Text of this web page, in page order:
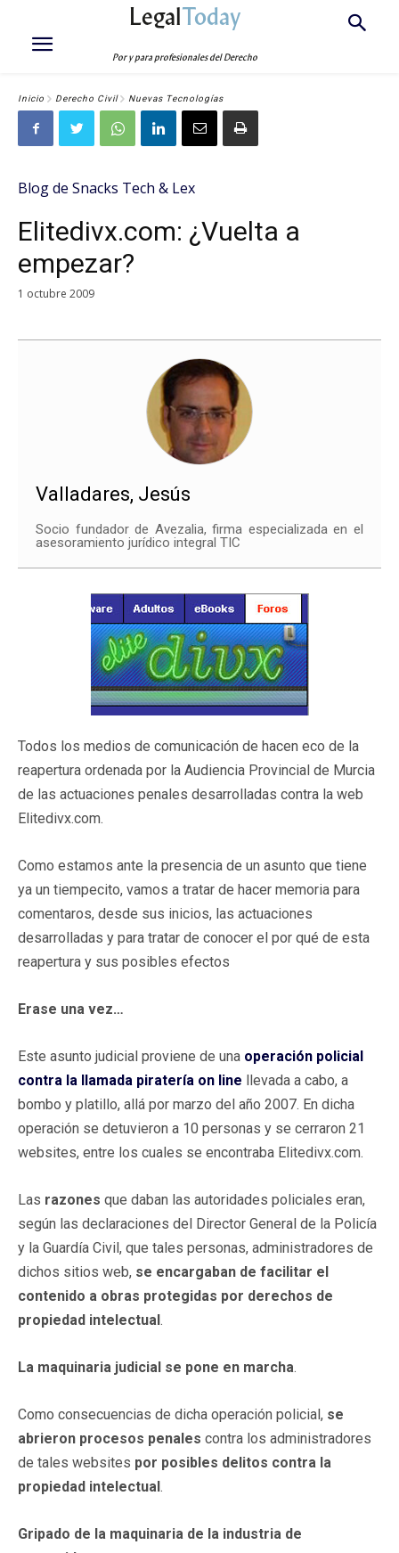
LegalToday
Por y para profesionales del Derecho
Inicio Derecho Civil Nuevas Tecnologías
Blog de Snacks Tech & Lex
Elitedivx.com: ¿Vuelta a
empezar?
1 octubre 2009
Valladares, Jesús
Socio fundador de Avezalia, firma especializada en el
asesoramiento jurídico integral TIC
Todos los medios de comunicación de hacen eco de la
reapertura ordenada por la Audiencia Provincial de Murcia
de las actuaciones penales desarrolladas contra la web
Elitedivx.com.
Como estamos ante la presencia de un asunto que tiene
ya un tiempecito, vamos a tratar de hacer memoria para
comentaros, desde sus inicios, las actuaciones
desarrolladas y para tratar de conocer el por qué de esta
reapertura y sus posibles efectos
Erase una vez…
Este asunto judicial proviene de una operación policial
contra la llamada piratería on line llevada a cabo, a
bombo y platillo, allá por marzo del año 2007. En dicha
operación se detuvieron a 10 personas y se cerraron 21
websites, entre los cuales se encontraba Elitedivx.com.
Las razones que daban las autoridades policiales eran,
según las declaraciones del Director General de la Policía
y la Guardía Civil, que tales personas, administradores de
dichos sitios web, se encargaban de facilitar el
contenido a obras protegidas por derechos de
propiedad intelectual.
La maquinaria judicial se pone en marcha.
Como consecuencias de dicha operación policial, se
abrieron procesos penales contra los administradores
de tales websites por posibles delitos contra la
propiedad intelectual.
Gripado de la maquinaria de la industria de